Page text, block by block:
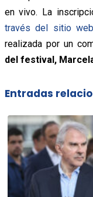
en vivo. La
través del sitio
realizada por un
del festival,
Entradas